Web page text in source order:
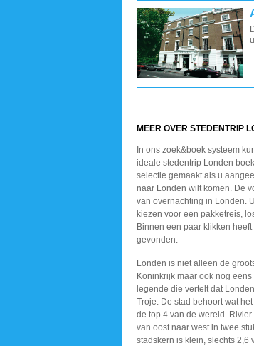
MEER OVER STEDENTRIP
In ons zoek&boek systeem
ideale stedentrip Londen
selectie gemaakt als u
naar Londen wilt komen. De
van overnachting in Londen.
kiezen voor een pakketreis,
Binnen een paar klikken
gevonden.
Londen is niet alleen de
Koninkrijk maar ook nog
legende die vertelt dat
Troje. De stad behoort wat
de top 4 van de wereld.
van oost naar west in twee
stadskern is klein, slechts 2,6